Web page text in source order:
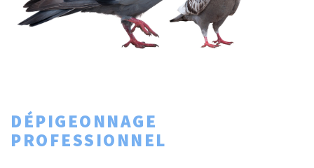
DÉPIGEONNAGE
PROFESSIONNEL